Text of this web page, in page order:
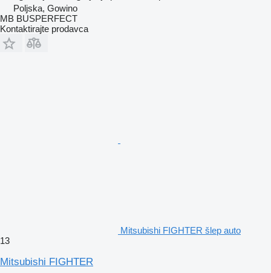
Poljska, Gowino
MB BUSPERFECT
Kontaktirajte prodavca
Mitsubishi FIGHTER šlep auto
13
Mitsubishi FIGHTER